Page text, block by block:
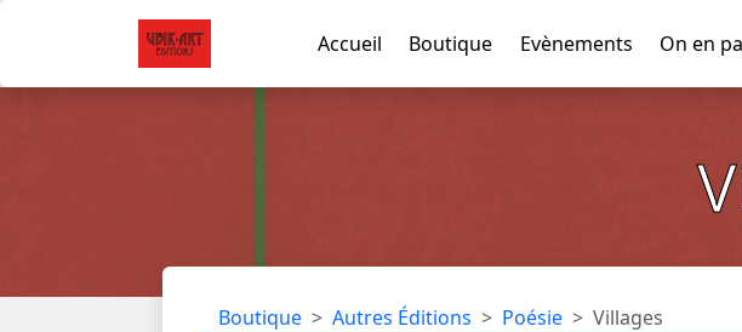
Accueil Boutique Evènements On en
Boutique Autres Éditions Poésie Villages